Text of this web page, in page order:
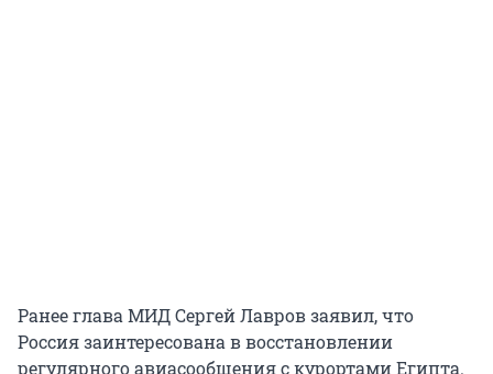
Ранее глава МИД Сергей Лавров заявил, что
Россия заинтересована в восстановлении
регулярного авиасообщения с курортами Египта.